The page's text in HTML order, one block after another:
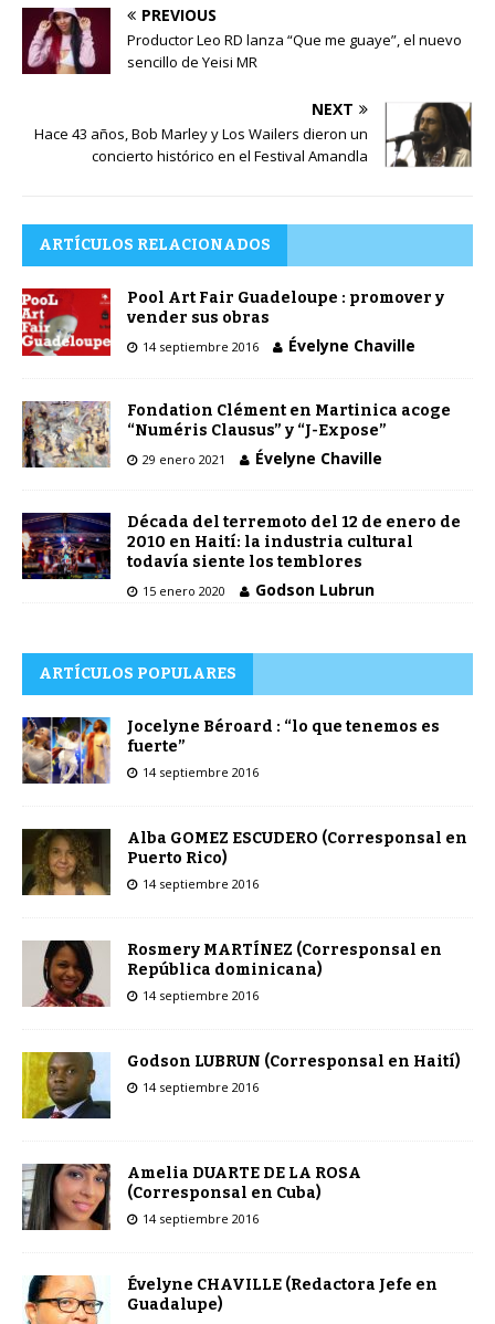
PREVIOUS
Productor Leo RD lanza “Que me guaye”, el nuevo
sencillo de Yeisi MR
NEXT
Hace 43 años, Bob Marley y Los Wailers dieron un
concierto histórico en el Festival Amandla
ARTÍCULOS RELACIONADOS
Pool Art Fair Guadeloupe : promover y
vender sus obras
14 septiembre 2016 Évelyne Chaville
Fondation Clément en Martinica acoge
“Numéris Clausus” y “J-Expose”
29 enero 2021 Évelyne Chaville
Década del terremoto del 12 de enero de
2010 en Haití: la industria cultural
todavía siente los temblores
15 enero 2020 Godson Lubrun
ARTÍCULOS POPULARES
Jocelyne Béroard : “lo que tenemos es
fuerte”
14 septiembre 2016
Alba GOMEZ ESCUDERO (Corresponsal en
Puerto Rico)
14 septiembre 2016
Rosmery MARTÍNEZ (Corresponsal en
República dominicana)
14 septiembre 2016
Godson LUBRUN (Corresponsal en Haití)
14 septiembre 2016
Amelia DUARTE DE LA ROSA
(Corresponsal en Cuba)
14 septiembre 2016
Évelyne CHAVILLE (Redactora Jefe en
Guadalupe)